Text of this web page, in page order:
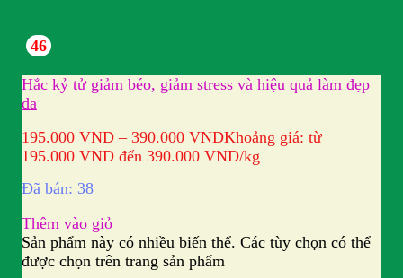
46
Hắc kỷ tử giảm béo, giảm stress và hiệu quả làm đẹp
da
195.000 VND – 390.000 VNDKhoảng giá: từ
195.000 VND đến 390.000 VND/kg
Đã bán: 38
Thêm vào giỏ
Sản phẩm này có nhiều biến thể. Các tùy chọn có thể
được chọn trên trang sản phẩm